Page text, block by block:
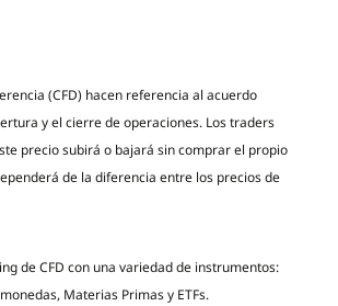
(CFD) hacen referencia al acuerdo
y el cierre de operaciones. Los traders
precio subirá o bajará sin comprar el propio
de la diferencia entre los precios de
de CFD con una variedad de instrumentos:
Materias Primas y ETFs.